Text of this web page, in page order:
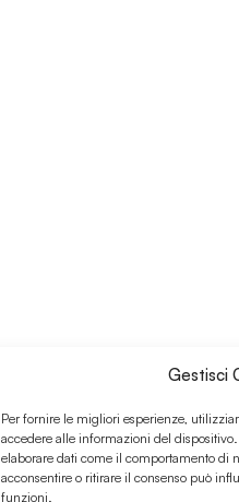
Gestisci
Per fornire le migliori esperienze,
accedere alle informazioni del
elaborare dati come il comportamento di
acconsentire o ritirare il consenso può
funzioni.